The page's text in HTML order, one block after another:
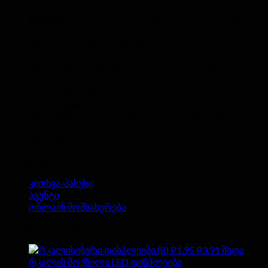
კითხვა-პასუხი
აგენტი
ონლაინ მომსახურება
P1.95 P3.91 შიდა
რკალის მოქნილი LED დისპლეები